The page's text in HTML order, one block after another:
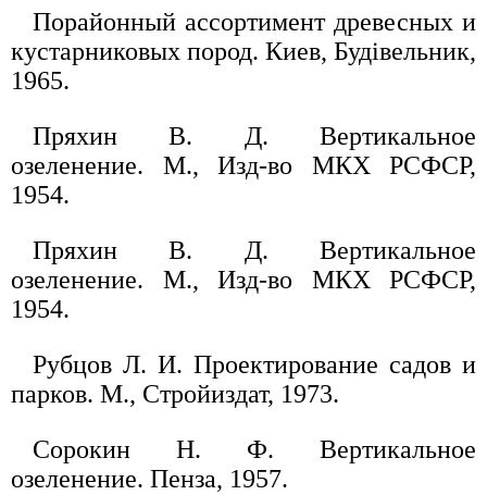
Порайонный ассортимент древесных и
кустарниковых пород. Киев, Будiвельник,
1965.
Пряхин В. Д. Вертикальное
озеленение. М., Изд-во МКХ РСФСР,
1954.
Пряхин В. Д. Вертикальное
озеленение. М., Изд-во МКХ РСФСР,
1954.
Рубцов Л. И. Проектирование садов и
парков. М., Стройиздат, 1973.
Сорокин Н. Ф. Вертикальное
озеленение. Пенза, 1957.